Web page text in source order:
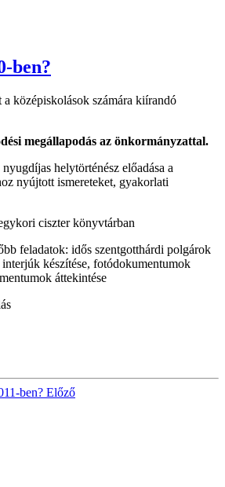
ben?
a középiskolások számára kiírandó
megállapodás az önkormányzattal.
helytörténész előadása a
nyújtott ismereteket, gyakorlati
ciszter könyvtárban
feladatok: idős szentgotthárdi polgárok
interjúk készítése, fotódokumentumok
áttekintése
ben? Előző